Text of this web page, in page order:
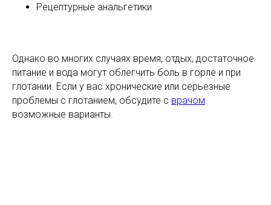
Рецептурные анальгетики
Однако во многих случаях время, отдых, достаточное
питание и вода могут облегчить боль в горле и при
глотании. Если у вас хронические или серьезные
проблемы с глотанием, обсудите с врачом
возможные варианты.